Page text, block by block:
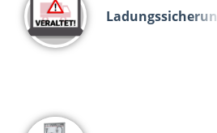
Ladungssicherung